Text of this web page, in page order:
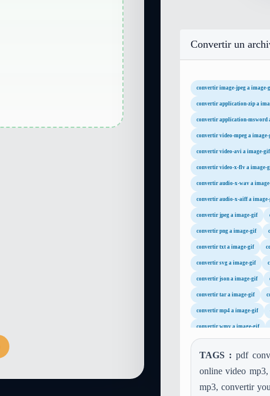
Convertir un
convertir image-jpeg a image-
convertir application-zip a
convertir application-msword
convertir video-mpeg a
convertir video-avi a image-gif
convertir video-x-flv a image-
convertir audio-x-wav a
convertir audio-x-aiff a
convertir jpeg a image-gif
convertir png a image-gif
convertir txt a image-gif
convertir svg a image-gif
convertir json a image-gif
convertir tar a image-gif
convertir mp4 a image-gif
convertir wmv a image-gif
convertir mp2 a image-gif
convertir mod a image-gif
convertir postscript a image-
TAGS : pdf
online video
mp3, convertir